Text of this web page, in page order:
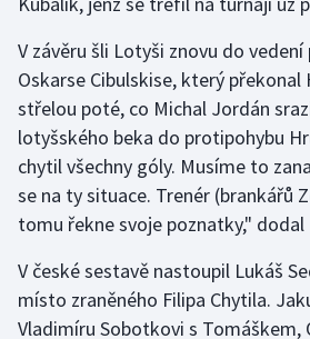
V závěru šli Lotyši znovu do
Oskarse Cibulskise, který překonal
střelou poté, co Michal Jordán
lotyšského beka do protipohybu
chytil všechny góly. Musíme to
se na ty situace. Trenér (brankářů
tomu řekne svoje poznatky," dodal
V české sestavě nastoupil Lukáš
místo zraněného Filipa Chytila.
Vladimíru Sobotkovi s Tomáškem,